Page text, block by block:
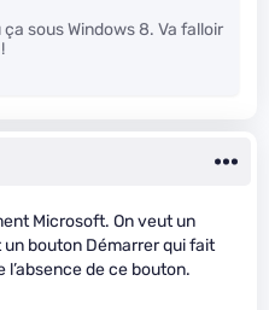
ça sous Windows 8. Va falloir
Microsoft. On veut un
bouton Démarrer qui fait
de ce bouton.